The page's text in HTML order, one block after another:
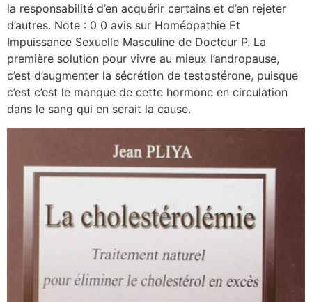
la responsabilité d’en acquérir certains et d’en rejeter
d’autres. Note : 0 0 avis sur Homéopathie Et
Impuissance Sexuelle Masculine de Docteur P. La
première solution pour vivre au mieux l’andropause,
c’est d’augmenter la sécrétion de testostérone, puisque
c’est c’est le manque de cette hormone en circulation
dans le sang qui en serait la cause.